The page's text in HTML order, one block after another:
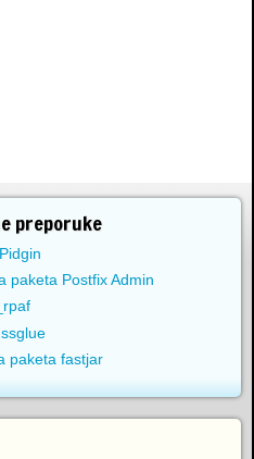
preporuke
paketa Postfix Admin
paketa fastjar